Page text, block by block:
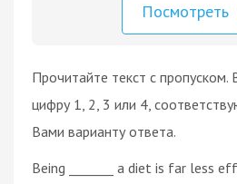
Посмотреть
Прочитайте текст с пропуском.
цифру 1, 2, 3 или 4,
Вами варианту ответа.
Being _______ a diet is far less